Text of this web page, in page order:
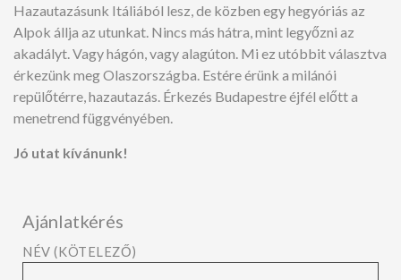
Hazautazásunk Itáliából lesz, de közben egy hegyóriás az
Alpok állja az utunkat. Nincs más hátra, mint legyőzni az
akadályt. Vagy hágón, vagy alagúton. Mi ez utóbbit választva
érkezünk meg Olaszországba. Estére érünk a milánói
repülőtérre, hazautazás. Érkezés Budapestre éjfél előtt a
menetrend függvényében.
Jó utat kívánunk!
Ajánlatkérés
NÉV (KÖTELEZŐ)